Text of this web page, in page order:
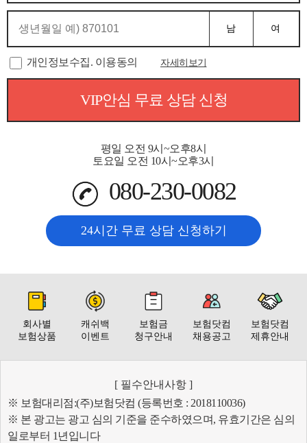
남 여
개인정보수집. 이용동의 자세히보기
VIP안심 무료 상담 신청
평일 오전 9시~오후8시
토요일 오전 10시~오후3시
080-230-0082
24시간 무료 상담 신청하기
회사별
보험상품
캐쉬백
이벤트
보험금
청구안내
보험닷컴
채용공고
보험닷컴
제휴안내
[ 필수안내사항 ]
※ 보험대리점:(주)보험닷컴 (등록번호 : 2018110036)
※ 본 광고는 광고 심의 기준을 준수하였으며, 유효기간은 심의
일로부터 1년입니다